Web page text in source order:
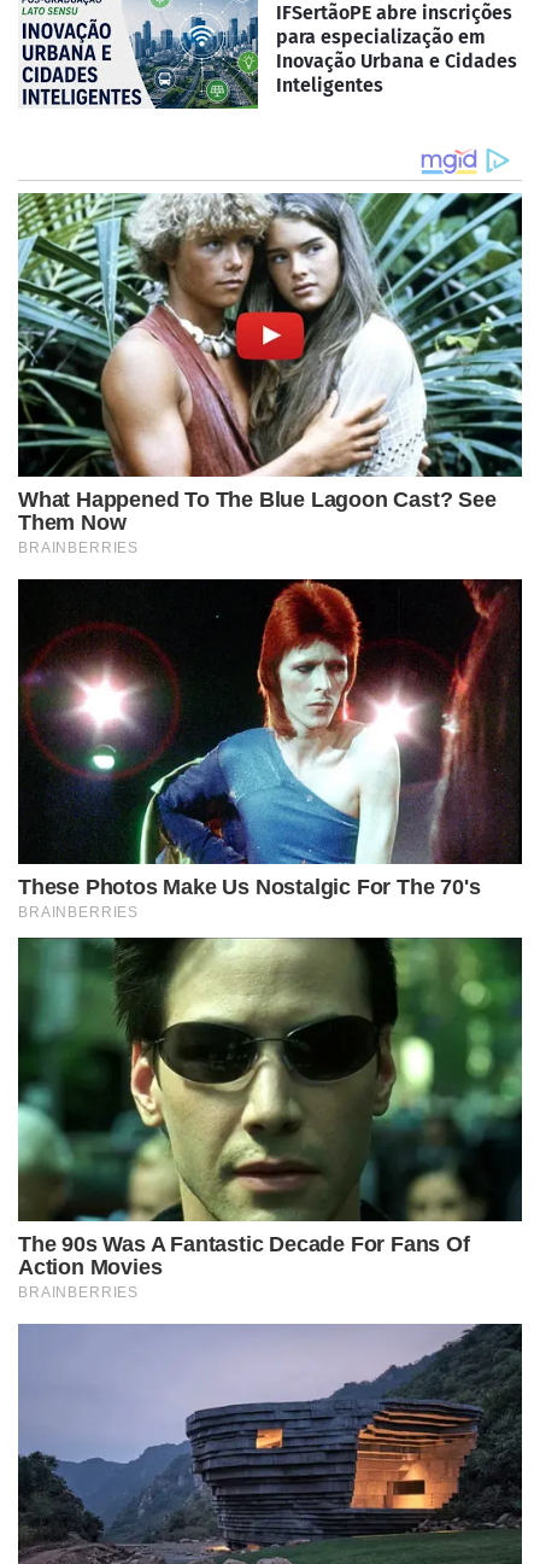
IFSertãoPE abre inscrições
para especialização em
Inovação Urbana e Cidades
Inteligentes